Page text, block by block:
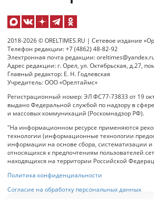
2018-2026 © ORELTIMES.RU | Сетевое издание
Телефон редакции: +7 (4862) 48-82-92
Электронная почта редакции:
Адрес редакции: г. Орел, ул. Октябрьская, д.27,
Главный редактор: Е. Н. Годлевская
Учредитель: ООО «Орелтаймс»
Регистрационный номер: ЭЛ ФС77-73833 от 19
выдано Федеральной службой по надзору в
и массовых коммуникаций (Роскомнадзор РФ).
"На информационном ресурсе применяются
технологии (информационные технологии
информации на основе сбора, систематизации
относящихся к предпочтениям пользователей
находящихся на территории Российской
Политика конфиденциальности
Согласие на обработку персональных данных